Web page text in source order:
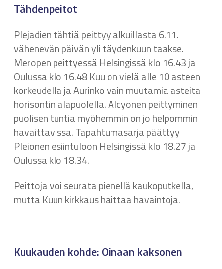
Tähdenpeitot
Plejadien tähtiä peittyy alkuillasta 6.11.
vähenevän päivän yli täydenkuun taakse.
Meropen peittyessä Helsingissä klo 16.43 ja
Oulussa klo 16.48 Kuu on vielä alle 10 asteen
korkeudella ja Aurinko vain muutamia asteita
horisontin alapuolella. Alcyonen peittyminen
puolisen tuntia myöhemmin on jo helpommin
havaittavissa. Tapahtumasarja päättyy
Pleionen esiintuloon Helsingissä klo 18.27 ja
Oulussa klo 18.34.
Peittoja voi seurata pienellä kaukoputkella,
mutta Kuun kirkkaus haittaa havaintoja.
Kuukauden kohde: Oinaan kaksonen